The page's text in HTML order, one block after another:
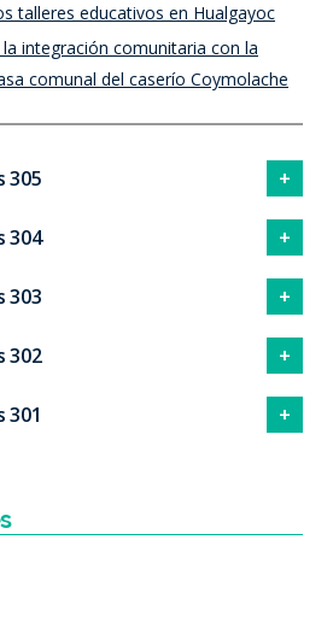
talleres educativos en Hualgayoc
integración comunitaria con la
comunal del caserío Coymolache
305
304
303
302
301